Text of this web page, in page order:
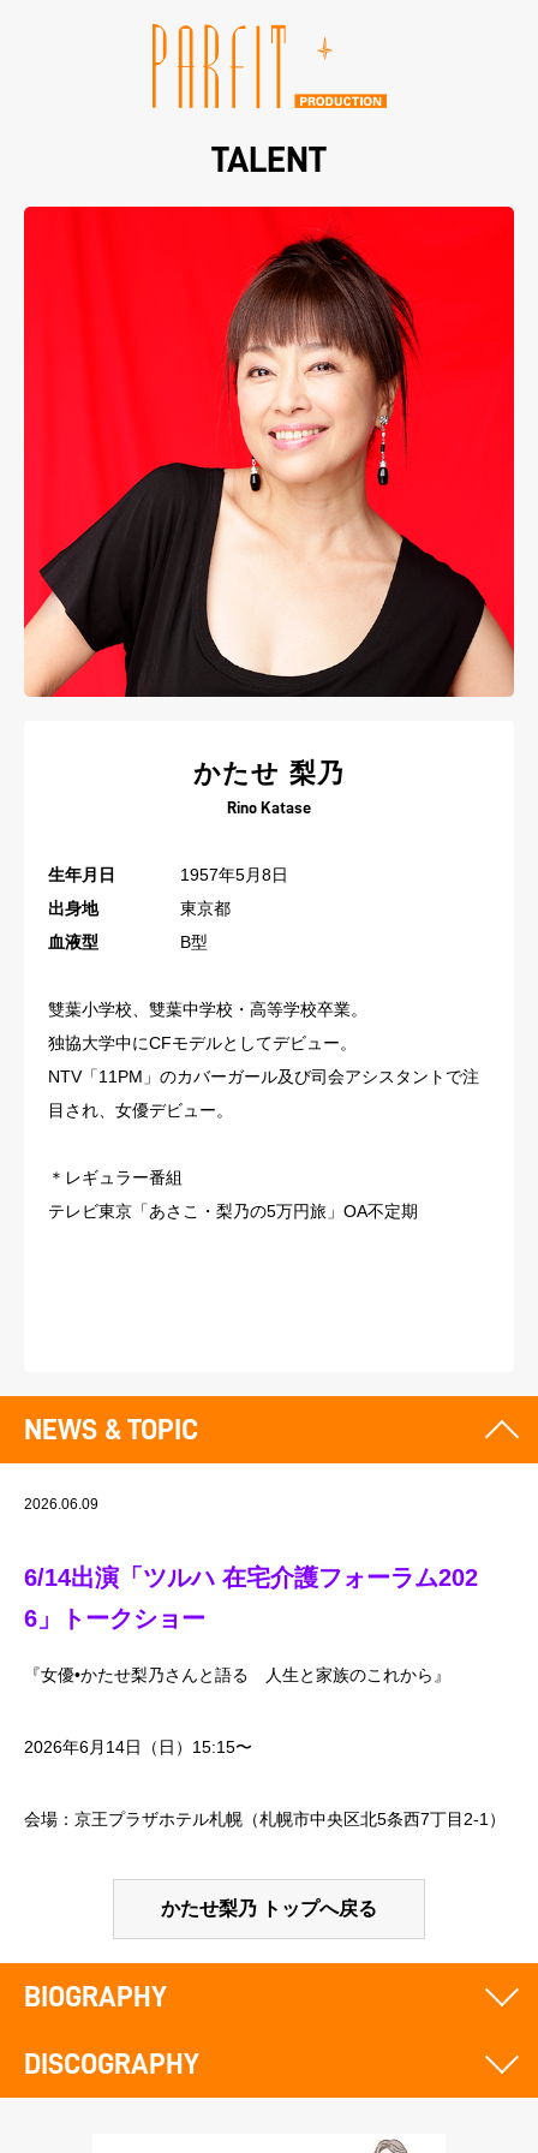
TALENT
かたせ 梨乃
Rino Katase
生年月日
1957年5月8日
出身地
東京都
血液型
B型
雙葉小学校、雙葉中学校・高等学校卒業。
独協大学中にCFモデルとしてデビュー。
NTV「11PM」のカバーガール及び司会アシスタントで注
目され、女優デビュー。
＊レギュラー番組
テレビ東京「あさこ・梨乃の5万円旅」OA不定期
NEWS & TOPIC
2026.06.09
6/14出演「ツルハ 在宅介護フォーラム202
6」トークショー
『女優•かたせ梨乃さんと語る 人生と家族のこれから』
2026年6月14日（日）15:15〜
会場：京王プラザホテル札幌（札幌市中央区北5条西7丁目2-1）
かたせ梨乃 トップへ戻る
BIOGRAPHY
DISCOGRAPHY